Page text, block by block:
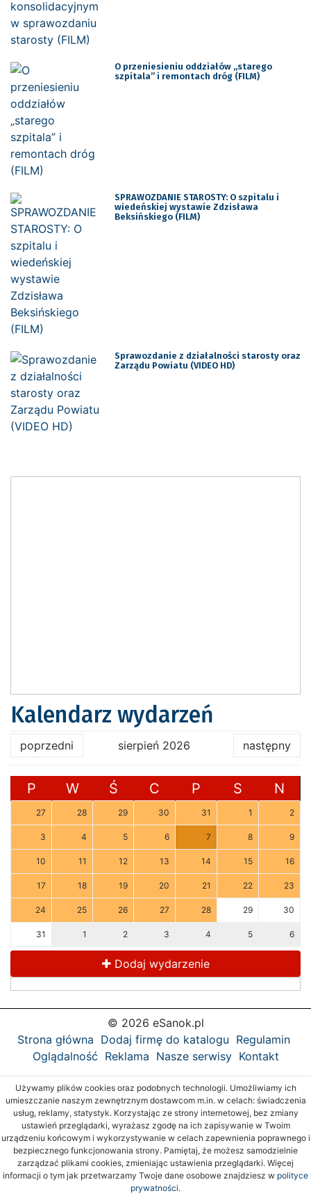
O przeniesieniu oddziałów „starego
szpitala” i remontach dróg (FILM)
SPRAWOZDANIE STAROSTY: O szpitalu i
wiedeńskiej wystawie Zdzisława
Beksińskiego (FILM)
Sprawozdanie z działalności starosty oraz
Zarządu Powiatu (VIDEO HD)
Kalendarz wydarzeń
poprzedni sierpień 2026 następny
P W Ś C P S N
27 28 29 30 31 1 2
3 4 5 6 7 8 9
10 11 12 13 14 15 16
17 18 19 20 21 22 23
24 25 26 27 28 29 30
31 1 2 3 4 5 6
Dodaj wydarzenie
© 2026 eSanok.pl
Strona główna Dodaj firmę do katalogu Regulamin
Oglądalność Reklama Nasze serwisy Kontakt
Używamy plików cookies oraz podobnych technologii. Umożliwiamy ich
umieszczanie naszym zewnętrznym dostawcom m.in. w celach: świadczenia
usług, reklamy, statystyk. Korzystając ze strony internetowej, bez zmiany
ustawień przeglądarki, wyrażasz zgodę na ich zapisywanie w Twoim
urządzeniu końcowym i wykorzystywanie w celach zapewnienia poprawnego i
bezpiecznego funkcjonowania strony. Pamiętaj, że możesz samodzielnie
zarządzać plikami cookies, zmieniając ustawienia przeglądarki. Więcej
informacji o tym jak przetwarzamy Twoje dane osobowe znajdziesz w polityce
prywatności.